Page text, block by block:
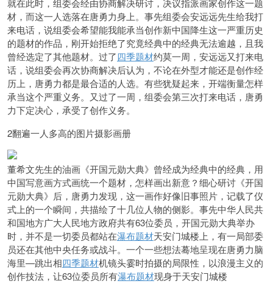
就在此时，组委会经由协商解决研讨，决议指派画家创作这一题
材，而这一人选落在唐勇力身上。事先组委会安远远先生给我打
来电话，说组委会希望能我能承当创作新中国降生这一严重历史
的题材的作品，刚开始拒绝了究竟经典中的经典无法逾越，且我
曾经选定了其他题材。过了四季题材约莫一周，安远远又打来电
话，说组委会再次协商解决后认为，不论在外型才能还是创作经
历上，唐勇力都是最合适的人选。有些犹疑起来，开端衡量怎样
承当这个严重义务。又过了一周，组委会第三次打来电话，唐勇
力下定决心，承受了创作义务。
2翻遍一人多高的图片摄影画册
董希文先生的油画《开国元勋大典》曾经成为经典中的经典，用
中国写意画方式画统一个题材，怎样画出新意？细心研讨《开国
元勋大典》后，唐勇力发现，这一画作好像旧事照片，记载了仪
式上的一个瞬间，共描绘了十几位人物的侧影。事先中华人民共
和国地方广大人民地方政府共有63位委员，开国元勋大典举办
时，并不是一切委员都站在瀑布题材天安门城楼上，有一局部委
员还在其他中央任务或战斗。一个一些想法蓦地呈现在唐勇力脑
海里—跳出相四季题材机镜头霎时拍摄的局限性，以浪漫主义的
创作技法，让63位委员所有瀑布题材现身于天安门城楼